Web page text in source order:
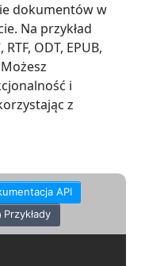
dokumentów w
Na przykład
ODT, EPUB,
i
z
API
Przykłady